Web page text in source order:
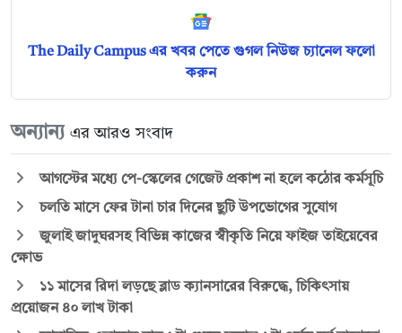
The Daily Campus এর খবর পেতে গুগল নিউজ চ্যানেল ফলো
করুন
অন্যান্য এর আরও সংবাদ
আগস্টের মধ্যে পে-স্কেলের গেজেট প্রকাশ না হলে কঠোর কর্মসূচি
চলতি মাসে ফের টানা চার দিনের ছুটি উপভোগের সুযোগ
জুলাই জাদুঘরসহ বিভিন্ন কাজের স্বীকৃতি নিয়ে ফাইজ তাইয়েবের
ক্ষোভ
১১ মাসের রিদা লড়ছে ব্লাড ক্যানসারের বিরুদ্ধে, চিকিৎসায়
প্রয়োজন ৪০ লাখ টাকা